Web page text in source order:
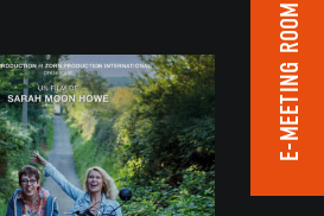
E-MEETING ROOM